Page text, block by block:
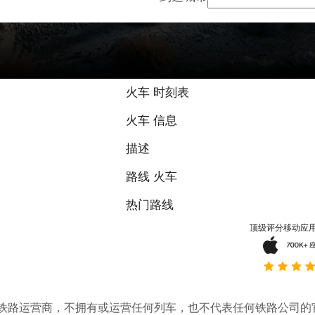
火车 时刻表
火车 信息
描述
路线 火车
热门路线
顶级评分移动应
运营商，不拥有或运营任何列车，也不代表任何铁路公司